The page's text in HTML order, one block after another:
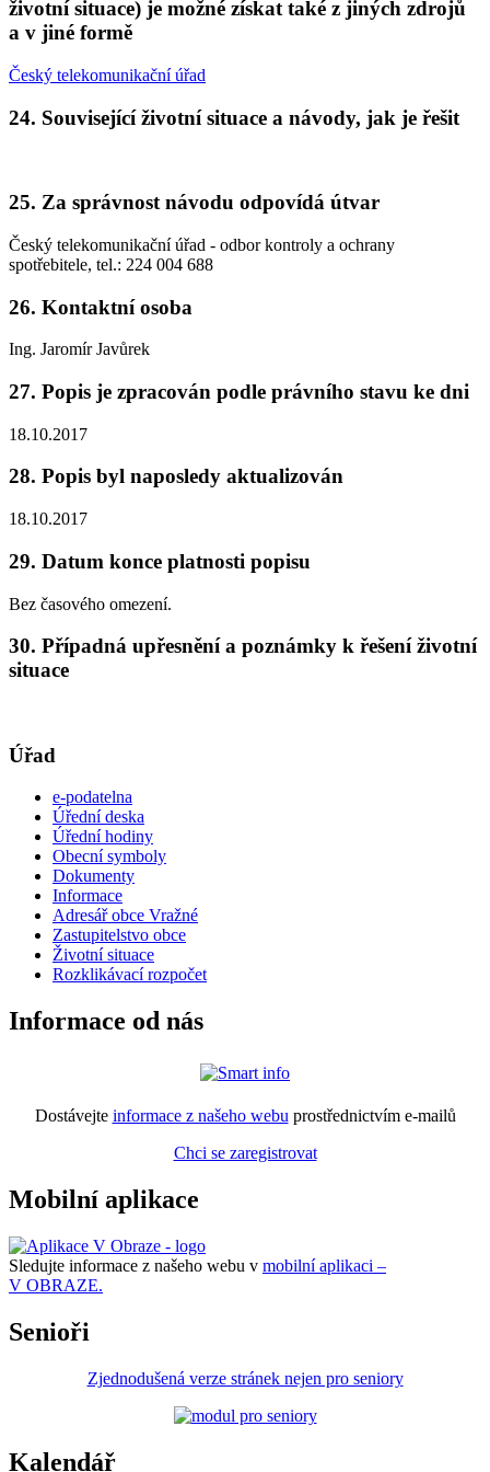
životní situace) je možné získat také z jiných zdrojů
a v jiné formě
Český telekomunikační úřad
24. Související životní situace a návody, jak je řešit
25. Za správnost návodu odpovídá útvar
Český telekomunikační úřad - odbor kontroly a ochrany
spotřebitele, tel.: 224 004 688
26. Kontaktní osoba
Ing. Jaromír Javůrek
27. Popis je zpracován podle právního stavu ke dni
18.10.2017
28. Popis byl naposledy aktualizován
18.10.2017
29. Datum konce platnosti popisu
Bez časového omezení.
30. Případná upřesnění a poznámky k řešení životní
situace
Úřad
e-podatelna
Úřední deska
Úřední hodiny
Obecní symboly
Dokumenty
Informace
Adresář obce Vražné
Zastupitelstvo obce
Životní situace
Rozklikávací rozpočet
Informace od nás
Dostávejte informace z našeho webu prostřednictvím e-mailů
Chci se zaregistrovat
Mobilní aplikace
Sledujte informace z našeho webu v mobilní aplikaci –
V OBRAZE.
Senioři
Zjednodušená verze stránek nejen pro seniory
Kalendář